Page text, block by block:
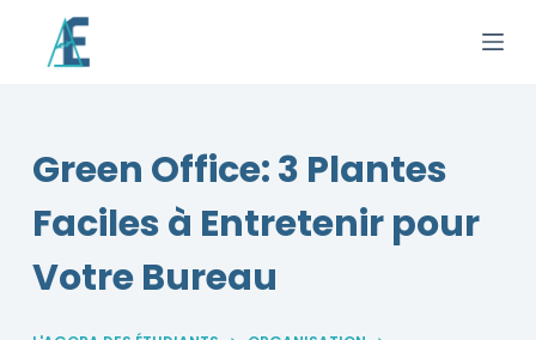
a
c
Green Office: 3 Plantes
Faciles à Entretenir pour
Votre Bureau